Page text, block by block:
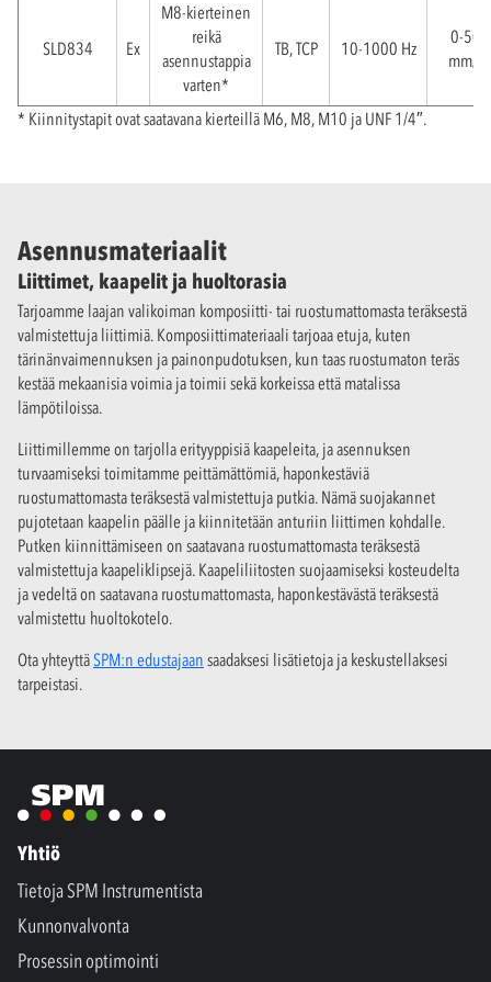
SLD834 Ex
M8-kierteinen
reikä
asennustappia
varten*
TB, TCP 10-1000 Hz
0-50
mm/s
* Kiinnitystapit ovat saatavana kierteillä M6, M8, M10 ja UNF 1/4″.
Asennusmateriaalit
Liittimet, kaapelit ja huoltorasia
Tarjoamme laajan valikoiman komposiitti- tai ruostumattomasta teräksestä
valmistettuja liittimiä. Komposiittimateriaali tarjoaa etuja, kuten
tärinänvaimennuksen ja painonpudotuksen, kun taas ruostumaton teräs
kestää mekaanisia voimia ja toimii sekä korkeissa että matalissa
lämpötiloissa.
Liittimillemme on tarjolla erityyppisiä kaapeleita, ja asennuksen
turvaamiseksi toimitamme peittämättömiä, haponkestäviä
ruostumattomasta teräksestä valmistettuja putkia. Nämä suojakannet
pujotetaan kaapelin päälle ja kiinnitetään anturiin liittimen kohdalle.
Putken kiinnittämiseen on saatavana ruostumattomasta teräksestä
valmistettuja kaapeliklipsejä. Kaapeliliitosten suojaamiseksi kosteudelta
ja vedeltä on saatavana ruostumattomasta, haponkestävästä teräksestä
valmistettu huoltokotelo.
Ota yhteyttäSPM:n edustajaan saadaksesi lisätietoja ja keskustellaksesi
tarpeistasi.
Yhtiö
Tietoja SPM Instrumentista
Kunnonvalvonta
Prosessin optimointi